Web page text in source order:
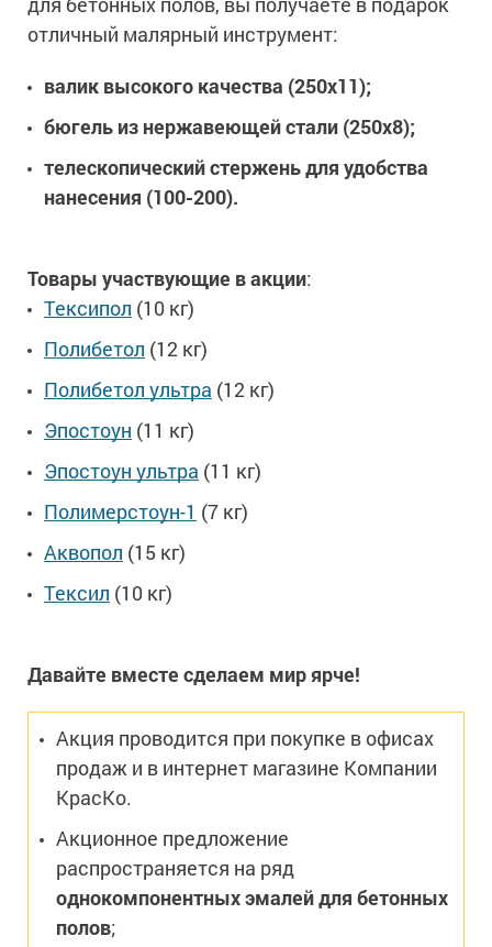
Ингибиторы коррозии
Растворители и разбавители для металла
Шпатлевки для металла
Сопутствующие товары
Сопутствующие товары
Пищевая промышленность
Жидкая теплоизоляция
Для металла
Для фасада
Сопутствующие товары
Для интерьеров
Сопутствующие товары
Антистатические покрытия
Для бетона
Промышленные покрытия
Ремонт промышленных полов
Защита железобетонных конструкций
Промышленные металлоконструкции
Промышленное оборудование
Промышленные ремонтные покрытия для металла
Промышленные стены
Сопутствующие товары
Холодное цинкование
Грунтовки для холодного цинкования
Сопутствующие товары
Молотковые эмали
Для металла
Сопутствующие товары
Толстослойные грунт-эмали
Сопутствующие товары
Морозостойкие краски
Морозостойкие краски для бетонных полов
Морозостойкие краски для металла
Морозостойкие краски для фасада
отличный малярный инструмент:
валик высокого качества (250х11);
бюгель из нержавеющей стали (250х8);
телескопический стержень для удобства
нанесения (100-200).
Товары участвующие в акции:​
Тексипол (10 кг)
Полибетол (12 кг)
Полибетол ультра (12 кг)
Эпостоун (11 кг)
Эпостоун ультра (11 кг)
Полимерстоун-1 (7 кг)
Аквопол (15 кг)
Тексил (10 кг)
Давайте вместе сделаем мир ярче!
Акция проводится при покупке в офисах
продаж и в интернет магазине Компании
КрасКо.
Акционное предложение
распространяется на ряд
однокомпонентных эмалей для бетонных
полов;